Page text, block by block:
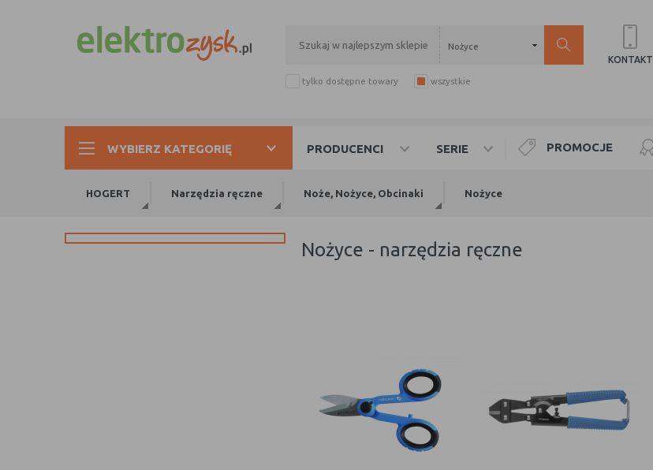
Nożyce
tylko dostępne towary wszystkie
KONTAKT
WYBIERZ KATEGORIĘ PRODUCENCI SERIE PROMOCJE
HOGERT Narzędzia ręczne Noże, Nożyce, Obcinaki Nożyce
nożyce - narzędzia ręczne